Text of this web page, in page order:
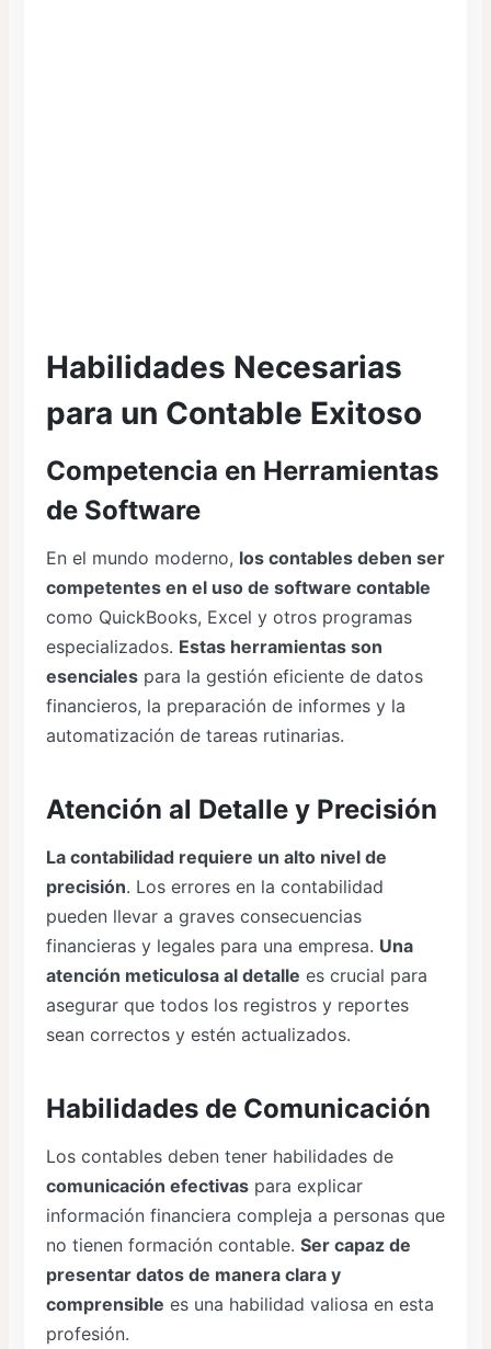
Habilidades Necesarias
para un Contable Exitoso
Competencia en Herramientas
de Software
En el mundo moderno, los contables deben ser
competentes en el uso de software contable
como QuickBooks, Excel y otros programas
especializados. Estas herramientas son
esenciales para la gestión eficiente de datos
financieros, la preparación de informes y la
automatización de tareas rutinarias.
Atención al Detalle y Precisión
La contabilidad requiere un alto nivel de
precisión. Los errores en la contabilidad
pueden llevar a graves consecuencias
financieras y legales para una empresa. Una
atención meticulosa al detalle es crucial para
asegurar que todos los registros y reportes
sean correctos y estén actualizados.
Habilidades de Comunicación
Los contables deben tener habilidades de
comunicación efectivas para explicar
información financiera compleja a personas que
no tienen formación contable. Ser capaz de
presentar datos de manera clara y
comprensible es una habilidad valiosa en esta
profesión.